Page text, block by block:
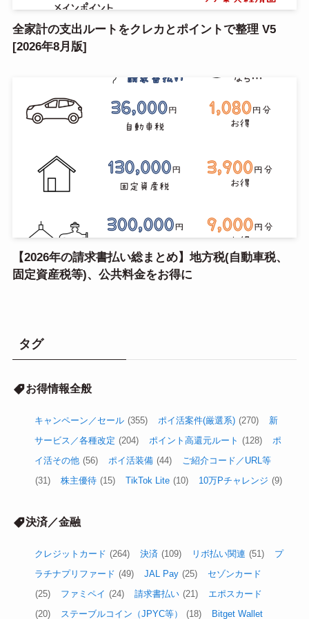
全家計の支出ルートをクレカとポイントで整理 V5
[2026年8月版]
【2026年の請求書払い総まとめ】地方税(自動車税、
固定資産税等)、公共料金をお得に
タグ
お得情報全般
キャンペーン／セール (355) ポイ活案件(厳選系) (270)
新
サービス／各種改定 (204) ポイント高還元ルート (128)
ポ
イ活その他 (56) ポイ活装備 (44)
ご紹介コード／URL等
(31)
株主優待 (15) TikTok Lite (10) 10万Pチャレンジ (9)
決済／金融
クレジットカード (264) 決済 (109) リボ払い関連 (51)
プ
ラチナプリファード (49) JAL Pay (25)
セゾンカード
(25)
ファミペイ (24) 請求書払い (21)
エポスカード
(20)
ステーブルコイン（JPYC等） (18) Bitget Wallet